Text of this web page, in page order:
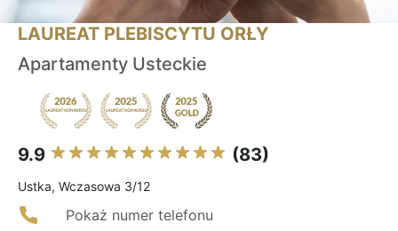
LAUREAT PLEBISCYTU ORŁY
Apartamenty Usteckie
9.9 (83)
Ustka, Wczasowa 3/12
Pokaż numer telefonu